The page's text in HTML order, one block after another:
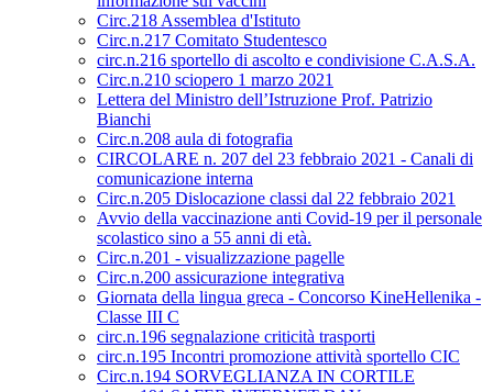
Circ.218 Assemblea d'Istituto
Circ.n.217 Comitato Studentesco
circ.n.216 sportello di ascolto e condivisione C.A.S.A.
Circ.n.210 sciopero 1 marzo 2021
Lettera del Ministro dell’Istruzione Prof. Patrizio
Bianchi
Circ.n.208 aula di fotografia
CIRCOLARE n. 207 del 23 febbraio 2021 - Canali di
comunicazione interna
Circ.n.205 Dislocazione classi dal 22 febbraio 2021
Avvio della vaccinazione anti Covid-19 per il personale
scolastico sino a 55 anni di età.
Circ.n.201 - visualizzazione pagelle
Circ.n.200 assicurazione integrativa
Giornata della lingua greca - Concorso KineHellenika -
Classe III C
circ.n.196 segnalazione criticità trasporti
circ.n.195 Incontri promozione attività sportello CIC
Circ.n.194 SORVEGLIANZA IN CORTILE